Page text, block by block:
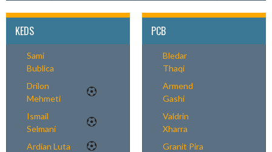
KEDS
Sami
Bublica
Drilon
Mehmeti
Ismail
Selmani
Ardian Luta
PCB
Bledar
Thaqi
Armend
Gashi
Valdrin
Xharra
Granit Pira